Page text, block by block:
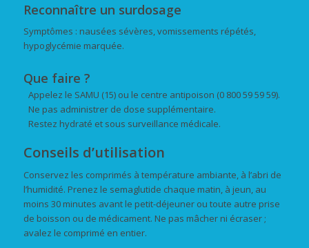
Reconnaître un surdosage
Symptômes : nausées sévères, vomissements répétés,
hypoglycémie marquée.
Que faire ?
Appelez le SAMU (15) ou le centre antipoison (0 800 59 59 59).
Ne pas administrer de dose supplémentaire.
Restez hydraté et sous surveillance médicale.
Conseils d’utilisation
Conservez les comprimés à température ambiante, à l’abri de
l’humidité. Prenez le semaglutide chaque matin, à jeun, au
moins 30 minutes avant le petit-déjeuner ou toute autre prise
de boisson ou de médicament. Ne pas mâcher ni écraser ;
avalez le comprimé en entier.